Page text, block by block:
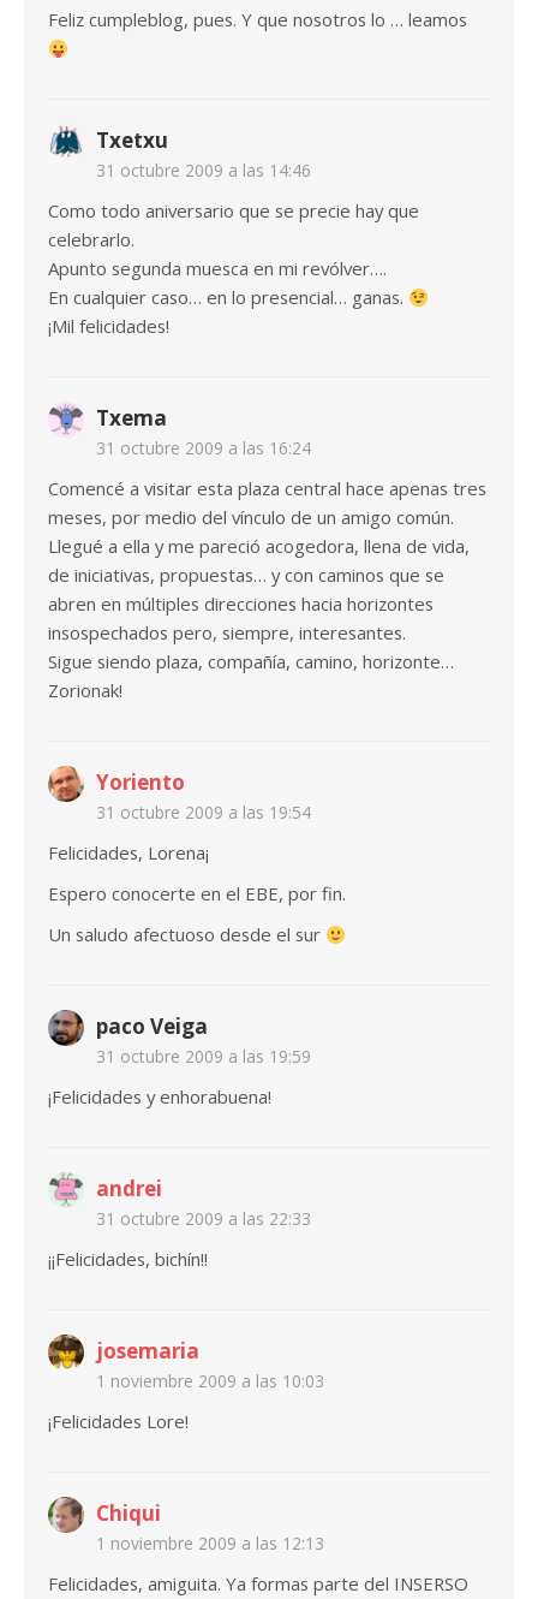
Feliz cumpleblog, pues. Y que nosotros lo … leamos
Txetxu
31 octubre 2009 a las 14:46
Como todo aniversario que se precie hay que
celebrarlo.
Apunto segunda muesca en mi revólver….
En cualquier caso… en lo presencial… ganas.
¡Mil felicidades!
Txema
31 octubre 2009 a las 16:24
Comencé a visitar esta plaza central hace apenas tres
meses, por medio del vínculo de un amigo común.
Llegué a ella y me pareció acogedora, llena de vida,
de iniciativas, propuestas… y con caminos que se
abren en múltiples direcciones hacia horizontes
insospechados pero, siempre, interesantes.
Sigue siendo plaza, compañía, camino, horizonte…
Zorionak!
Yoriento
31 octubre 2009 a las 19:54
Felicidades, Lorena¡
Espero conocerte en el EBE, por fin.
Un saludo afectuoso desde el sur
paco Veiga
31 octubre 2009 a las 19:59
¡Felicidades y enhorabuena!
andrei
31 octubre 2009 a las 22:33
¡¡Felicidades, bichín!!
josemaria
1 noviembre 2009 a las 10:03
¡Felicidades Lore!
Chiqui
1 noviembre 2009 a las 12:13
Felicidades, amiguita. Ya formas parte del INSERSO